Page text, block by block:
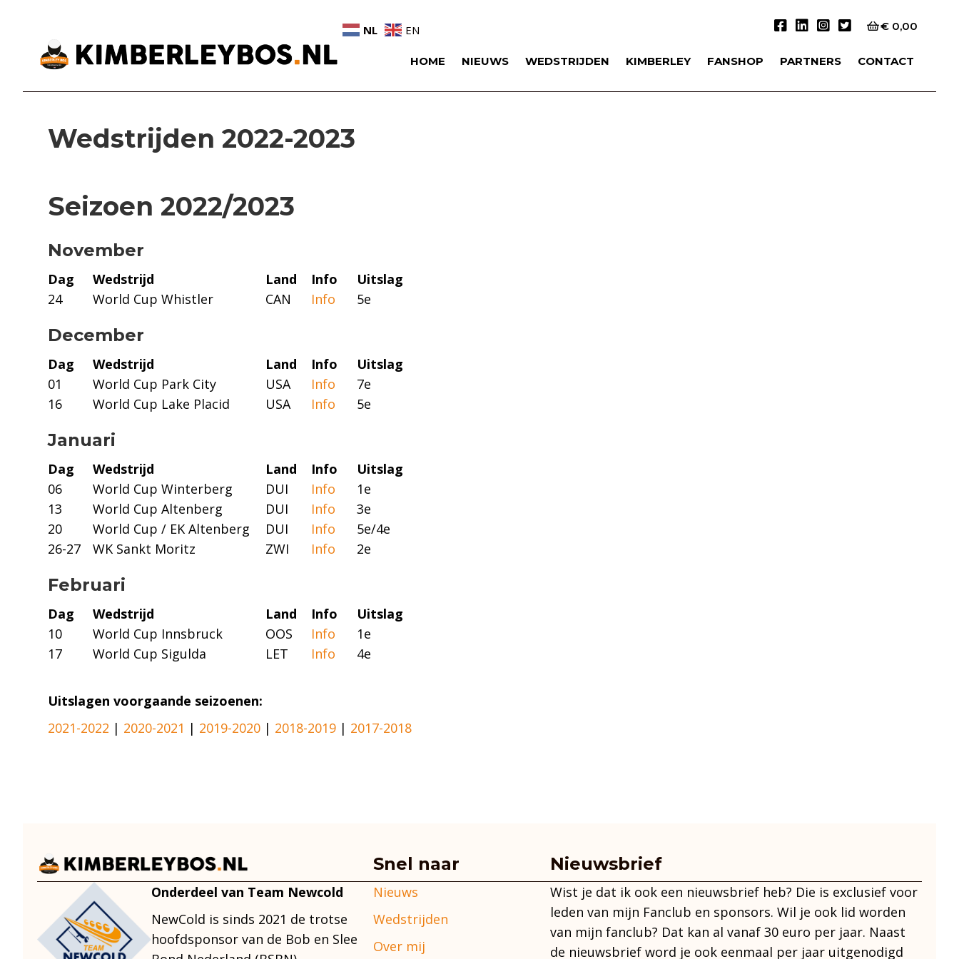
NL EN € 0,00
HOME NIEUWS WEDSTRIJDEN KIMBERLEY FANSHOP PARTNERS CONTACT
Wedstrijden 2022-2023
Seizoen 2022/2023
November
Dag Wedstrijd Land Info
Uitslag
24
World Cup Whistler CAN Info 5e
December
Dag Wedstrijd Land Info
Uitslag
01
World Cup Park City USA Info
7e
16
World Cup Lake Placid USA Info 5e
Januari
Dag Wedstrijd Land Info
Uitslag
06
World Cup Winterberg DUI Info
1e
13
World Cup Altenberg DUI Info
3e
20
World Cup / EK Altenberg DUI Info
5e/4e
26-27
WK Sankt Moritz ZWI Info 2e
Februari
Dag Wedstrijd Land Info
Uitslag
10
World Cup Innsbruck OOS Info
1e
17
World Cup Sigulda LET Info 4e
Uitslagen voorgaande seizoenen:
2021-2022 | 2020-2021 | 2019-2020 | 2018-2019 | 2017-2018
Onderdeel van Team Newcold
NewCold is sinds 2021 de trotse
hoofdsponsor van de Bob en Slee
Snel naar
Nieuws
Wedstrijden
Over mij
Nieuwsbrief
Wist je dat ik ook een nieuwsbrief heb? Die is exclusief voor
leden van mijn Fanclub en sponsors. Wil je ook lid worden
van mijn fanclub? Dat kan al vanaf 30 euro per jaar. Naast
de nieuwsbrief word je ook eenmaal per jaar uitgenodigd